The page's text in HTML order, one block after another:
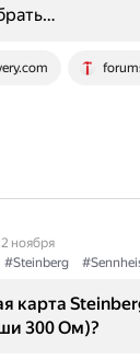
ноября
#Steinberg
картa
300 Ом)?